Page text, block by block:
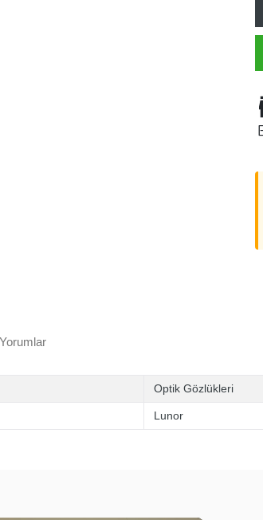
Yorumlar
Optik Gözlükleri
Lunor